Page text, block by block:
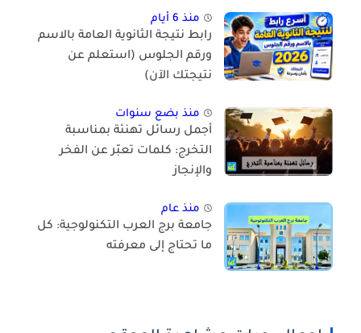
منذ 6 أيام
رابط نتيجة الثانوية العامة بالاسم
ورقم الجلوس (استعلم عن
نتيجتك الآن)
منذ بضع سنوات
أجمل رسائل تهنئة بمناسبة
التخرج: كلمات تعبّر عن الفخر
والإنجاز
منذ عام
جامعة برج العرب التكنولوجية: كل
ما تحتاج إلى معرفته